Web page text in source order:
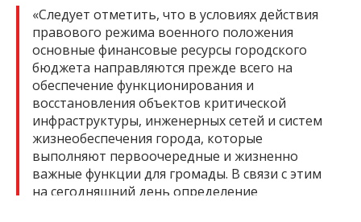
«Следует отметить, что в условиях действия
правового режима военного положения
основные финансовые ресурсы городского
бюджета направляются прежде всего на
обеспечение функционирования и
восстановления объектов критической
инфраструктуры, инженерных сетей и систем
жизнеобеспечения города, которые
выполняют первоочередные и жизненно
важные функции для громады. В связи с этим
на сегодняшний день определение